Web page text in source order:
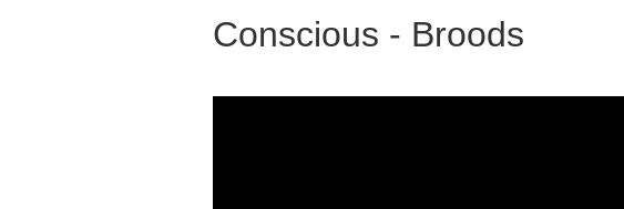
Conscious - Broods